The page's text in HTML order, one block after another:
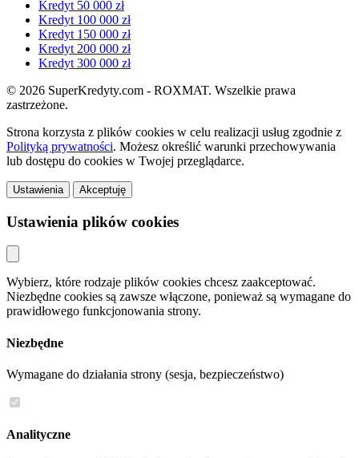
Kredyt 50 000 zł
Kredyt 100 000 zł
Kredyt 150 000 zł
Kredyt 200 000 zł
Kredyt 300 000 zł
© 2026 SuperKredyty.com - ROXMAT. Wszelkie prawa
zastrzeżone.
Strona korzysta z plików cookies w celu realizacji usług zgodnie z
Polityką prywatności. Możesz określić warunki przechowywania
lub dostępu do cookies w Twojej przeglądarce.
Ustawienia Akceptuję
Ustawienia plików cookies
Wybierz, które rodzaje plików cookies chcesz zaakceptować.
Niezbędne cookies są zawsze włączone, ponieważ są wymagane do
prawidłowego funkcjonowania strony.
Niezbędne
Wymagane do działania strony (sesja, bezpieczeństwo)
Analityczne